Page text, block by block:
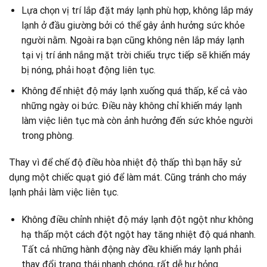
Lựa chọn vị trí lắp đặt máy lạnh phù hợp, không lắp máy
lạnh ở đầu giường bởi có thể gây ảnh hưởng sức khỏe
người nằm. Ngoài ra bạn cũng không nên lắp máy lạnh
tại vị trí ánh nắng mặt trời chiếu trực tiếp sẽ khiến máy
bị nóng, phải hoạt động liên tục.
Không để nhiệt độ máy lạnh xuống quá thấp, kể cả vào
những ngày oi bức. Điều này không chỉ khiến máy lạnh
làm việc liên tục mà còn ảnh hưởng đến sức khỏe người
trong phòng.
Thay vì để chế độ điều hòa nhiệt độ thấp thì bạn hãy sử
dụng một chiếc quạt gió để làm mát. Cũng tránh cho máy
lạnh phải làm việc liên tục.
Không điều chỉnh nhiệt độ máy lạnh đột ngột như không
hạ thấp một cách đột ngột hay tăng nhiệt độ quá nhanh.
Tất cả những hành động này đều khiến máy lạnh phải
thay đổi trạng thái nhanh chóng, rất dễ hư hỏng.